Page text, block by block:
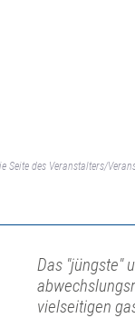
des Veranstalters/
Das "jüngste"
vielseitigen